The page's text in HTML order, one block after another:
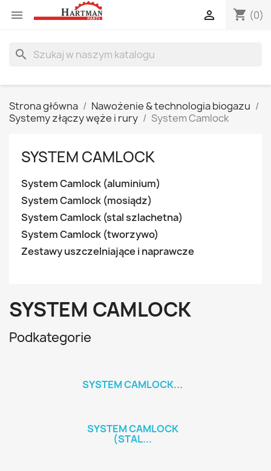
 shopping_cart (0)

search
Strona główna
Nawożenie & technologia biogazu
Systemy złączy węże i rury
System Camlock
SYSTEM CAMLOCK
System Camlock (aluminium)
System Camlock (mosiądz)
System Camlock (stal szlachetna)
System Camlock (tworzywo)
Zestawy uszczelniające i naprawcze
SYSTEM CAMLOCK
Podkategorie
SYSTEM CAMLOCK...
SYSTEM CAMLOCK
(STAL...